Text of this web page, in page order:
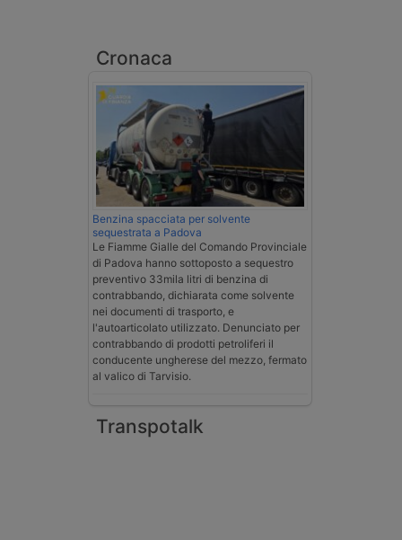
Cronaca
Benzina spacciata per solvente
sequestrata a Padova
Le Fiamme Gialle del Comando Provinciale
di Padova hanno sottoposto a sequestro
preventivo 33mila litri di benzina di
contrabbando, dichiarata come solvente
nei documenti di trasporto, e
l'autoarticolato utilizzato. Denunciato per
contrabbando di prodotti petroliferi il
conducente ungherese del mezzo, fermato
al valico di Tarvisio.
Transpotalk